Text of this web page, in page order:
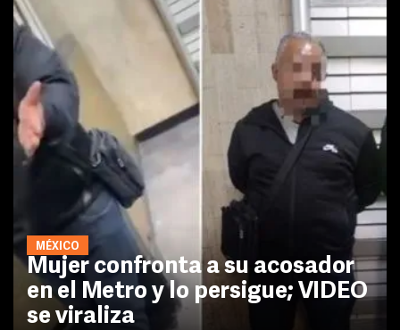
MÉXICO
Mujer confronta a su acosador
en el Metro y lo persigue; VIDEO
se viraliza